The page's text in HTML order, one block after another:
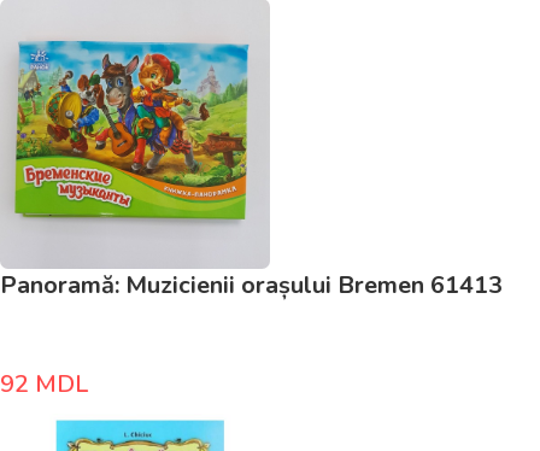
Panoramă: Muzicienii orașului Bremen 61413
92 MDL